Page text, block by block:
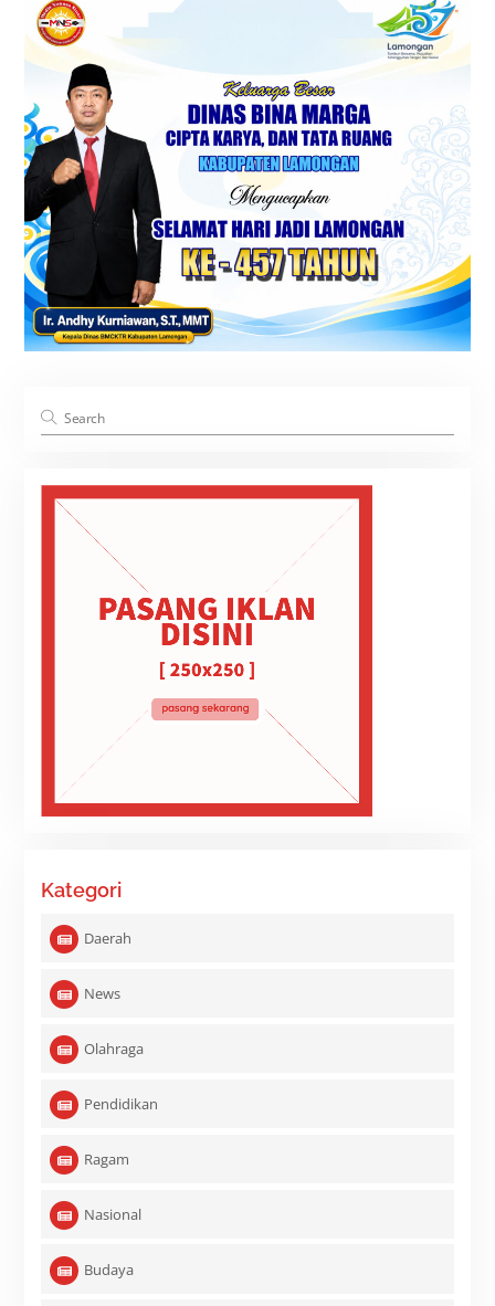
Kategori
Daerah
News
Olahraga
Pendidikan
Ragam
Nasional
Budaya